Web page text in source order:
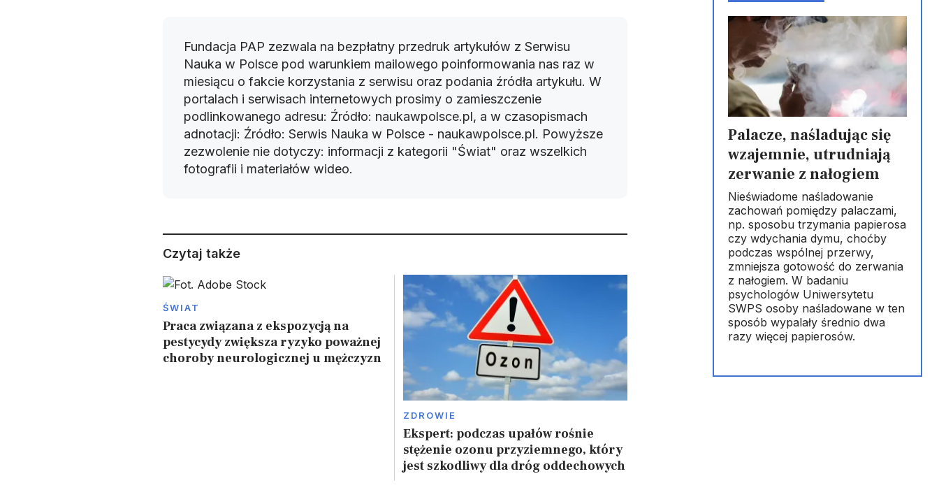
Fundacja PAP zezwala na bezpłatny przedruk artykułów z Serwisu
Nauka w Polsce pod warunkiem mailowego poinformowania nas raz w
miesiącu o fakcie korzystania z serwisu oraz podania źródła artykułu. W
portalach i serwisach internetowych prosimy o zamieszczenie
podlinkowanego adresu: Źródło: naukawpolsce.pl, a w czasopismach
adnotacji: Źródło: Serwis Nauka w Polsce - naukawpolsce.pl. Powyższe
zezwolenie nie dotyczy: informacji z kategorii "Świat" oraz wszelkich
fotografii i materiałów wideo.
Czytaj także
ŚWIAT
Praca związana z ekspozycją na
pestycydy zwiększa ryzyko poważnej
choroby neurologicznej u mężczyzn
ZDROWIE
Ekspert: podczas upałów rośnie
stężenie ozonu przyziemnego, który
jest szkodliwy dla dróg oddechowych
Palacze, naśladując się
wzajemnie, utrudniają
zerwanie z nałogiem
Nieświadome naśladowanie
zachowań pomiędzy palaczami,
np. sposobu trzymania papierosa
czy wdychania dymu, choćby
podczas wspólnej przerwy,
zmniejsza gotowość do zerwania
z nałogiem. W badaniu
psychologów Uniwersytetu
SWPS osoby naśladowane w ten
sposób wypalały średnio dwa
razy więcej papierosów.